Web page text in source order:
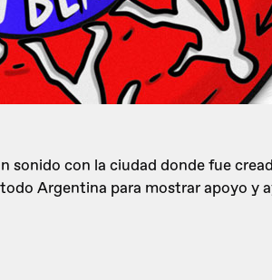
sonido con la ciudad donde fue
Argentina para mostrar apoyo y